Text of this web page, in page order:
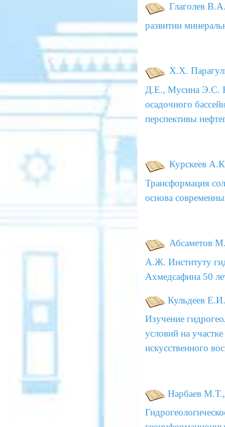
Глаголев
развитии
Х.Х.
Д.Е., Мусина Э.С.
осадочного
перспективы
Курскеев
Трансформация
основа
Абсаметов
А.Ж. Институту
Ахмедсафина 50
Кульдеев
Изучение
условий на
искусственного
Нарбаев